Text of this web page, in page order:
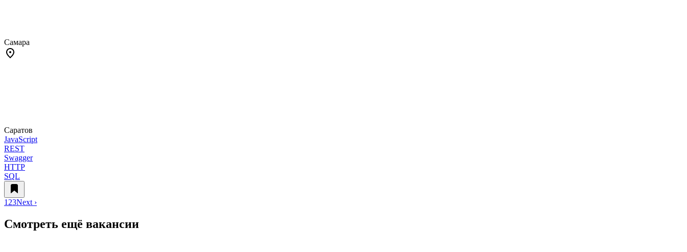
Самара
Саратов
JavaScript
REST
Swagger
HTTP
SQL
1 23Next ›
Смотреть ещё вакансии